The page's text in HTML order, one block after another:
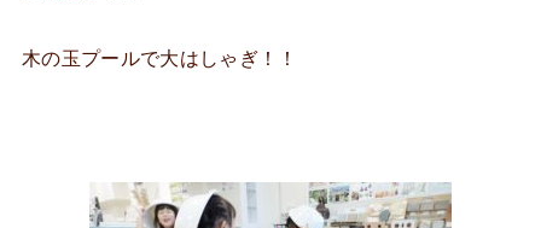
木の玉プールで大はしゃぎ！！